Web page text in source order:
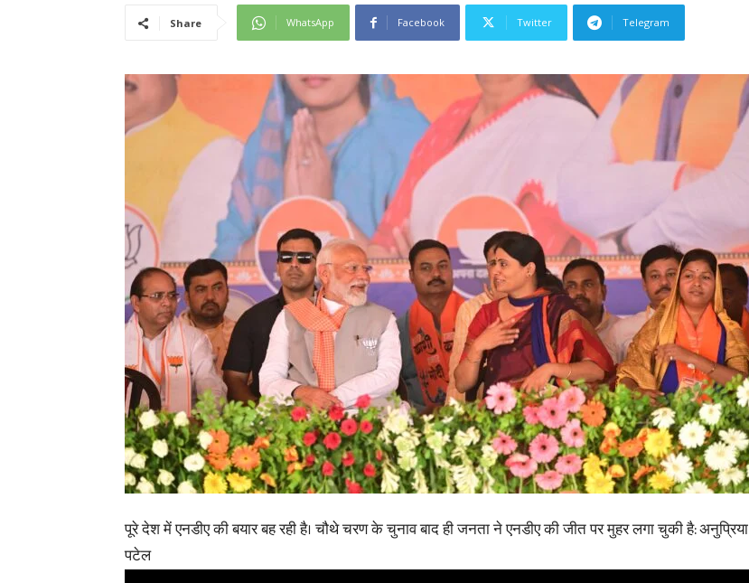
News,
Latest
News
in
Hindi,
Share WhatsApp Facebook Twitter Telegram
पूरे देश में एनडीए की बयार बह रही है। चौथे चरण के चुनाव बाद ही जनता ने एनडीए की जीत पर मुहर लगा चुकी है: अनुप्रिया
पटेल